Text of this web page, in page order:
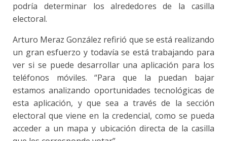
podría determinar los alrededores de la casilla
electoral.
Arturo Meraz González refirió que se está realizando
un gran esfuerzo y todavía se está trabajando para
ver si se puede desarrollar una aplicación para los
teléfonos móviles. “Para que la puedan bajar
estamos analizando oportunidades tecnológicas de
esta aplicación, y que sea a través de la sección
electoral que viene en la credencial, como se pueda
acceder a un mapa y ubicación directa de la casilla